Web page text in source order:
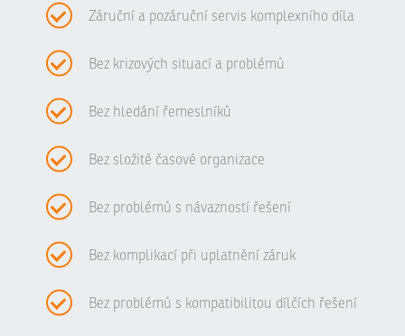
Záruční a pozáruční servis komplexního díla
Bez krizových situací a problémů
Bez hledání řemeslníků
Bez složité časové organizace
Bez problémů s návazností řešení
Bez komplikací při uplatnění záruk
Bez problémů s kompatibilitou dílčích řešení